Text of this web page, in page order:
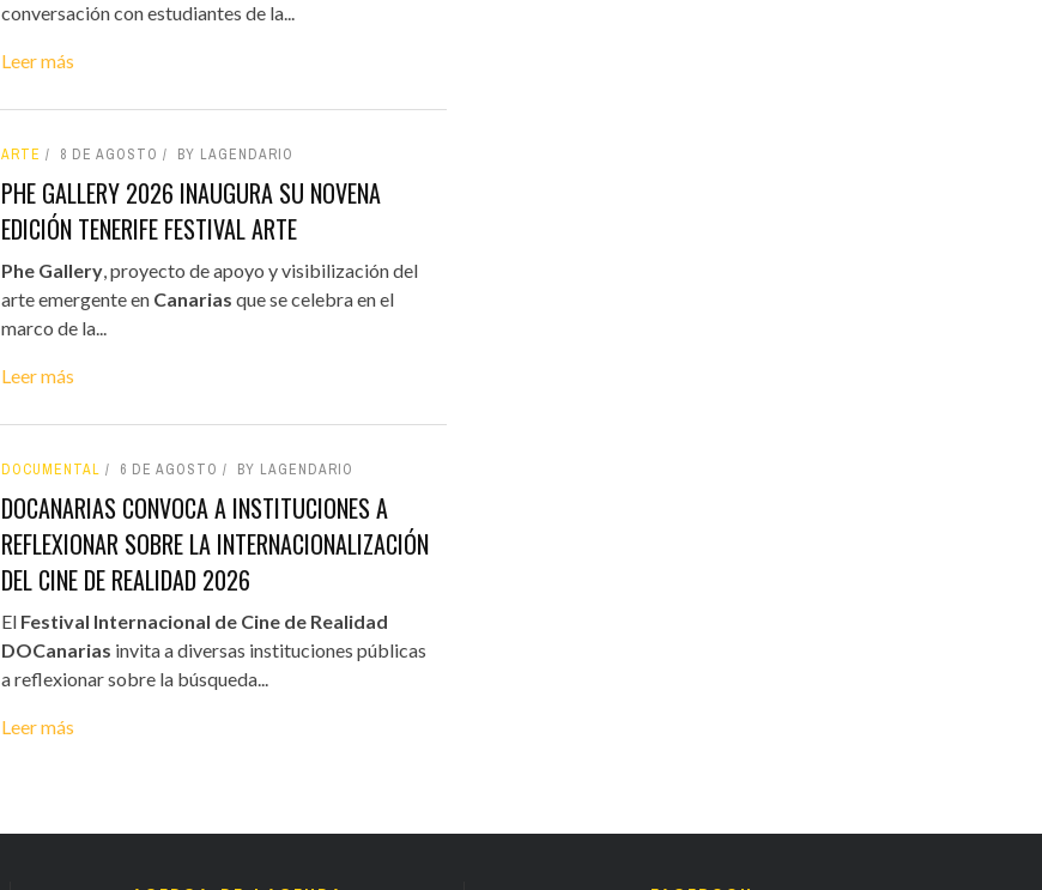
conversación con estudiantes de la...
Leer más
ARTE 8 DE AGOSTO BY LAGENDARIO
PHE GALLERY 2026 INAUGURA SU NOVENA
EDICIÓN TENERIFE FESTIVAL ARTE
Phe Gallery, proyecto de apoyo y visibilización del
arte emergente en Canarias que se celebra en el
marco de la...
Leer más
DOCUMENTAL 6 DE AGOSTO BY LAGENDARIO
DOCANARIAS CONVOCA A INSTITUCIONES A
REFLEXIONAR SOBRE LA INTERNACIONALIZACIÓN
DEL CINE DE REALIDAD 2026
El Festival Internacional de Cine de Realidad
DOCanarias invita a diversas instituciones públicas
a reflexionar sobre la búsqueda...
Leer más